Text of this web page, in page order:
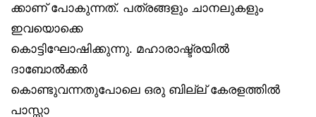
ക്കാണ് പോകുന്നത്. പത്രങ്ങളും ചാനലുകളും
ഇവയൊക്കെ
കൊട്ടിഘോഷിക്കുന്നു. മഹാരാഷ്ട്രയിൽ
ദാബോൽക്കർ
കൊണ്ടുവന്നതുപോലെ ഒരു ബില്ല് കേരളത്തിൽ
പാസ്സാ